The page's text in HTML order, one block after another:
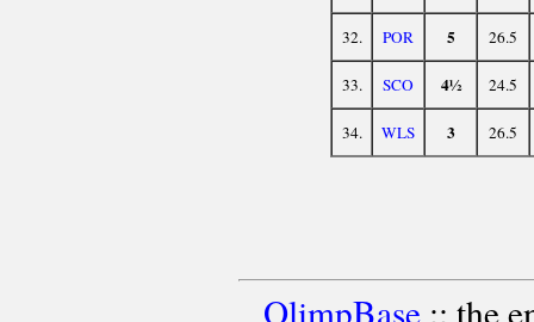
32. POR 5 26.5
33. SCO 4½ 24.5
34. WLS 3 26.5
OlimpBase:: the